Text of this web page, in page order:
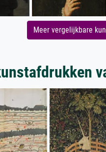
Meer vergelijkbare